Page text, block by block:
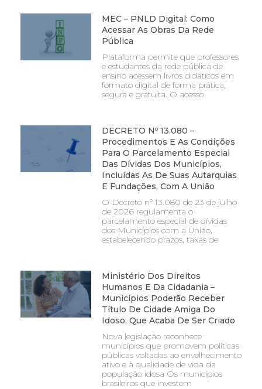
MEC – PNLD Digital: Como
Acessar As Obras Da Rede
Pública
Plataforma permite que professores
e estudantes da rede pública de
ensino acessem livros didáticos em
formato digital de forma prática,
segura e gratuita. O acesso
DECRETO Nº 13.080 –
Procedimentos E As Condições
Para O Parcelamento Especial
Das Dívidas Dos Municípios,
Incluídas As De Suas Autarquias
E Fundações, Com A União
O Decreto nº 13.080 de 23 de julho
de 2026 regulamenta o
parcelamento especial de dívidas
dos Municípios com a União,
estabelecendo prazos, taxas de
Ministério Dos Direitos
Humanos E Da Cidadania –
Municípios Poderão Receber
Título De Cidade Amiga Do
Idoso, Que Acaba De Ser Criado
Nova legislação reconhece
municípios que promovem políticas
públicas voltadas ao envelhecimento
ativo e à qualidade de vida da
população idosa Os municípios
brasileiros que investem